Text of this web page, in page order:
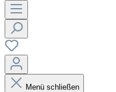
Menü schließen